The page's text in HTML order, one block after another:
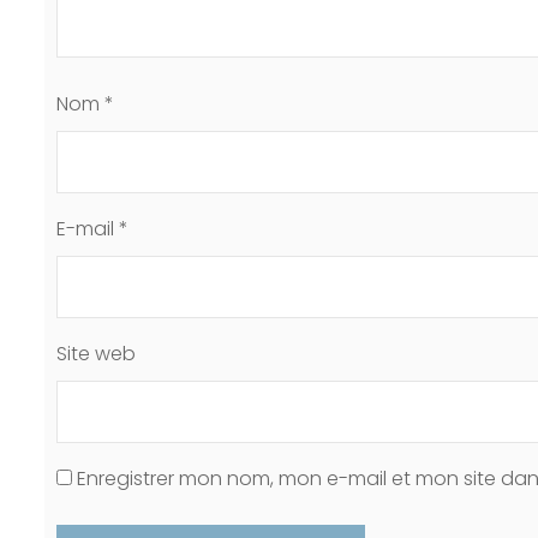
Nom *
E-mail *
Site web
Enregistrer mon nom, mon e-mail et mon site